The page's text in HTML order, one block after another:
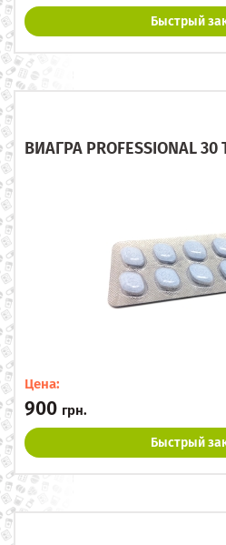
Быстрый
ВИАГРА PROFESSIONAL
Цена:
900 грн.
Быстрый